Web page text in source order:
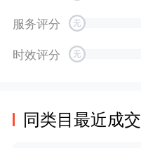
服务评分
时效评分
同类目最近成交